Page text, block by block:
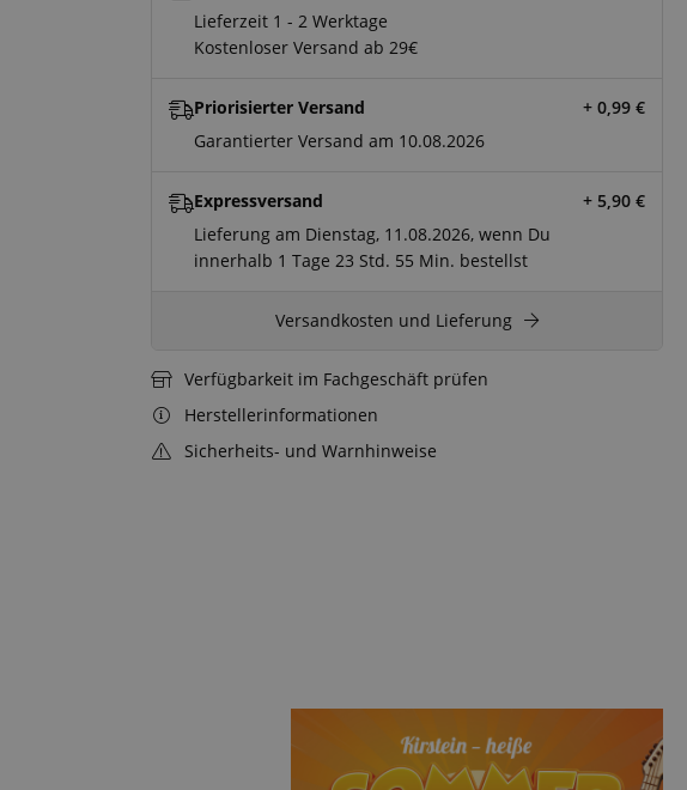
Lieferzeit 1 - 2 Werktage
Kostenloser Versand ab 29€
Priorisierter Versand + 0,99 €
Garantierter Versand am 10.08.2026
Expressversand + 5,90 €
Lieferung am Dienstag, 11.08.2026, wenn Du
innerhalb 1 Tage 23 Std. 55 Min. bestellst
Versandkosten und Lieferung
Verfügbarkeit im Fachgeschäft prüfen
Herstellerinformationen
Sicherheits- und Warnhinweise